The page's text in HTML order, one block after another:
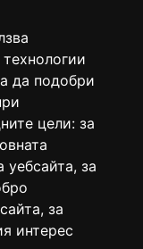
да подобри
цели: за
уебсайта, за
, за
интерес